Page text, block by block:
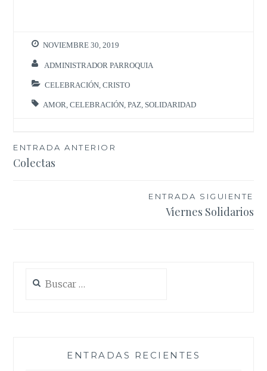
NOVIEMBRE 30, 2019
ADMINISTRADOR PARROQUIA
CELEBRACIÓN ,CRISTO
AMOR ,CELEBRACIÓN ,PAZ SOLIDARIDAD
Navegación
de
ENTRADA ANTERIOR
Colectas
ENTRADA SIGUIENTE
Viernes Solidarios
ENTRADAS RECIENTES